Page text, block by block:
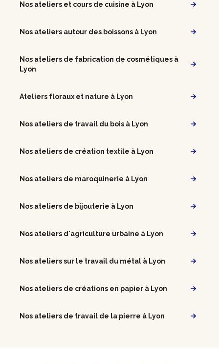
Nos ateliers et cours de cuisine à Lyon
Nos ateliers autour des boissons à Lyon
Nos ateliers de fabrication de cosmétiques à
Lyon
Ateliers floraux et nature à Lyon
Nos ateliers de travail du bois à Lyon
Nos ateliers de création textile à Lyon
Nos ateliers de maroquinerie à Lyon
Nos ateliers de bijouterie à Lyon
Nos ateliers d'agriculture urbaine à Lyon
Nos ateliers sur le travail du métal à Lyon
Nos ateliers de créations en papier à Lyon
Nos ateliers de travail de la pierre à Lyon